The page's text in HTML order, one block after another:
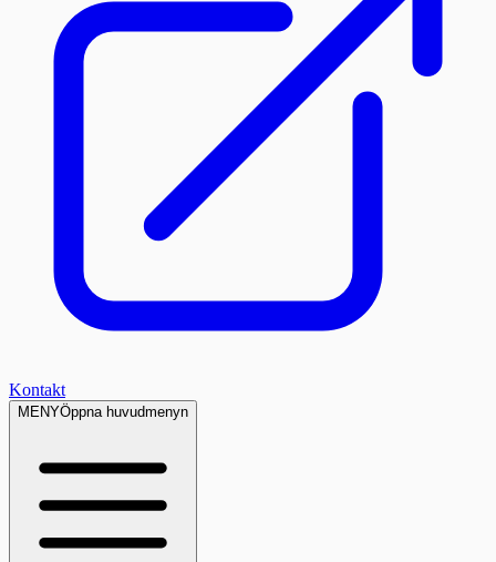
Kontakt
MENYÖppna huvudmenyn